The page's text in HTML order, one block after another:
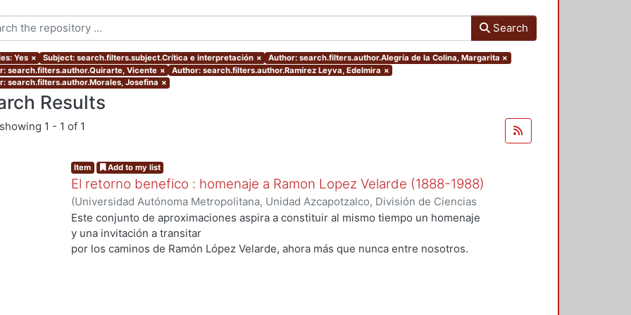
Search
Yes × Subject: search.filters.subject.Crítica e interpretación × Author: search.filters.author.Alegría de la Colina, Margarita ×
search.filters.author.Quirarte, Vicente × Author: search.filters.author.Ramírez Leyva, Edelmira ×
search.filters.author.Morales, Josefina ×
Results
1 - 1 of 1
Item Add to my list
El retorno benefico : homenaje a Ramon Lopez Velarde (1888-1988)
(Universidad Autónoma Metropolitana, Unidad Azcapotzalco, División de Ciencias
Sociales y Humanidades, Departamento de Humanidades, Área de Literatura,1988
Quirarte, Vicente;Conde Ortega, José Francisco
Leyva, Edelmira;Alegría de la Colina, Margarita;Salazar Muro, Severino;Morales,
Este conjunto de aproximaciones aspira a constituir al mismo tiempo un homenaje
y una invitación a transitar
por los caminos de Ramón López Velarde, ahora más que nunca entre nosotros.